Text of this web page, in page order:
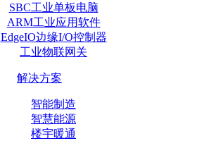
SBC工业单板电脑
ARM工业应用软件
EdgeIO边缘I/O控制器
工业物联网关
解决方案
智能制造
智慧能源
楼宇暖通